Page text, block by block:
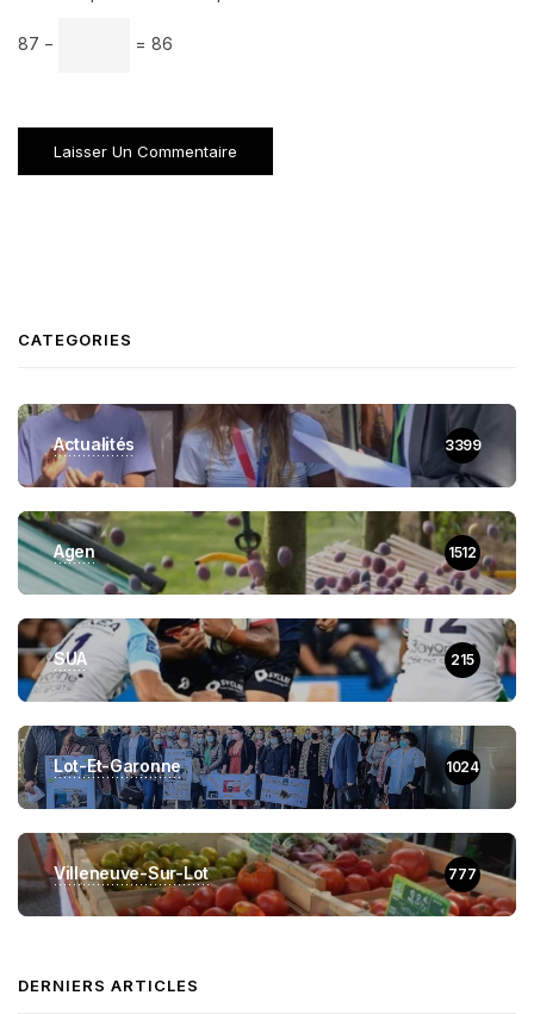
87 − = 86
CATEGORIES
Actualités 3399
Agen 1512
SUA 215
Lot-Et-Garonne 1024
Villeneuve-Sur-Lot 777
DERNIERS ARTICLES